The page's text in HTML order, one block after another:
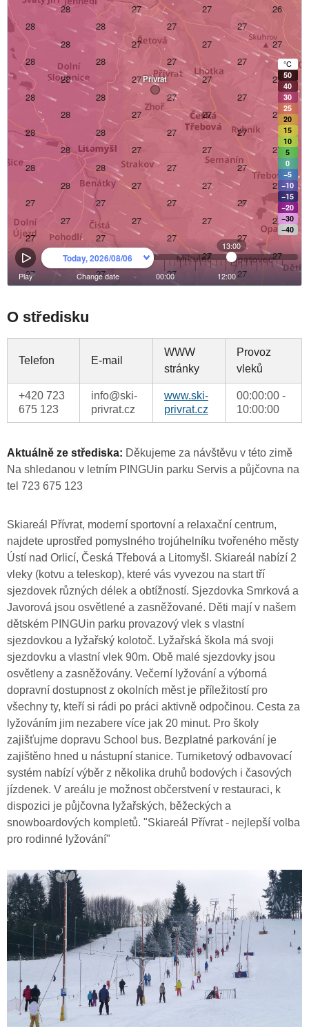
O středisku
Telefon E-mail
WWW
stránky
Provoz
vleků
+420 723
675 123
info@ski-
privrat.cz
www.ski-
privrat.cz
00:00:00 -
10:00:00
Aktuálně ze střediska: Děkujeme za návštěvu v této zimě
Na shledanou v letním PINGUin parku Servis a půjčovna na
tel 723 675 123
Skiareál Přívrat, moderní sportovní a relaxační centrum,
najdete uprostřed pomyslného trojúhelníku tvořeného městy
Ústí nad Orlicí, Česká Třebová a Litomyšl. Skiareál nabízí 2
vleky (kotvu a teleskop), které vás vyvezou na start tří
sjezdovek různých délek a obtížností. Sjezdovka Smrková a
Javorová jsou osvětlené a zasněžované. Děti mají v našem
dětském PINGUin parku provazový vlek s vlastní
sjezdovkou a lyžařský kolotoč. Lyžařská škola má svoji
sjezdovku a vlastní vlek 90m. Obě malé sjezdovky jsou
osvětleny a zasněžovány. Večerní lyžování a výborná
dopravní dostupnost z okolních měst je příležitostí pro
všechny ty, kteří si rádi po práci aktivně odpočinou. Cesta za
lyžováním jim nezabere více jak 20 minut. Pro školy
zajišťujme dopravu School bus. Bezplatné parkování je
zajištěno hned u nástupní stanice. Turniketový odbavovací
systém nabízí výběr z několika druhů bodových i časových
jízdenek. V areálu je možnost občerstvení v restauraci, k
dispozici je půjčovna lyžařských, běžeckých a
snowboardových kompletů. "Skiareál Přívrat - nejlepší volba
pro rodinné lyžování"